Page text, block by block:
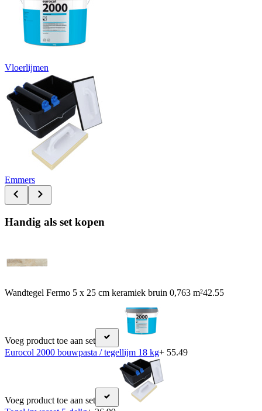
Vloerlijmen
Emmers
Handig als set kopen
Wandtegel Fermo 5 x 25 cm keramiek bruin 0,763 m²42.55
Voeg product toe aan set
Eurocol 2000 bouwpasta / tegellijm 18 kg+ 55.49
Voeg product toe aan set